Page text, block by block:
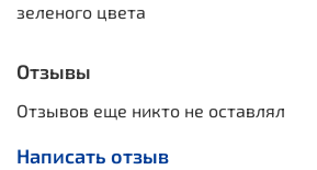
зеленого цвета
Отзывы
Отзывов еще никто не оставлял
Написать отзыв